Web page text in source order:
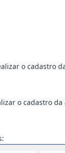
o cadastro
o cadastro da